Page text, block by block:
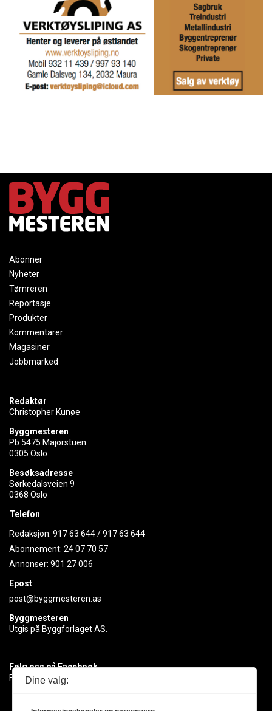
Abonner
Nyheter
Tømreren
Reportasje
Produkter
Kommentarer
Magasiner
Jobbmarked
Redaktør
Christopher Kunøe
Byggmesteren
Pb 5475 Majorstuen
0305 Oslo
Besøksadresse
Sørkedalsveien 9
0368 Oslo
Telefon
Redaksjon: 917 63 644/917 63 644
Abonnement: 24 07 70 57
Annonser: 901 27 006
Epost
post@byggmesteren.as
Byggmesteren
Utgis på Byggforlaget AS.
Følg oss på Facebook
Få med deg det siste innen byggebransjen
Dine valg: